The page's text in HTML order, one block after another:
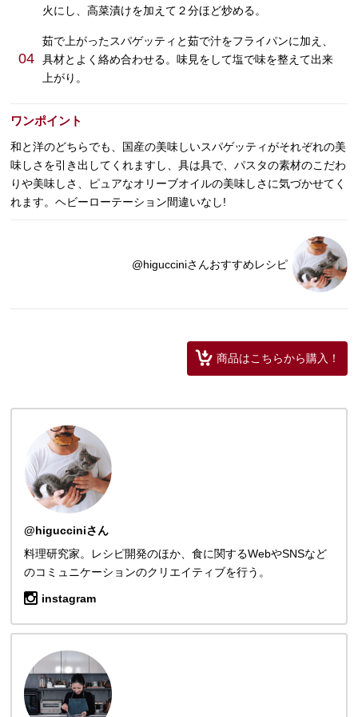
火にし、高菜漬けを加えて２分ほど炒める。
04
茹で上がったスパゲッティと茹で汁をフライパンに加え、
具材とよく絡め合わせる。味見をして塩で味を整えて出来
上がり。
ワンポイント
和と洋のどちらでも、国産の美味しいスパゲッティがそれぞれの美
味しさを引き出してくれますし、具は具で、パスタの素材のこだわ
りや美味しさ、ピュアなオリーブオイルの美味しさに気づかせてく
れます。ヘビーローテーション間違いなし!
@higucciniさんおすすめレシピ
商品はこちらから購入！
@higucciniさん
料理研究家。レシピ開発のほか、食に関するWebやSNSなど
のコミュニケーションのクリエイティブを行う。
instagram